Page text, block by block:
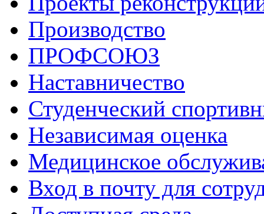
Производство
ПРОФСОЮЗ
Наставничество
Студенческий
Независимая оценка
Медицинское
Вход в почту для